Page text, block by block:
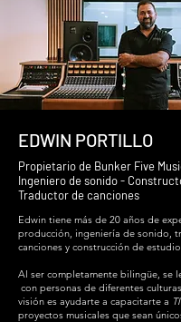
EDWIN PORTILLO
Propietario de Bunker Five
Ingeniero de sonido -
Traductor de canciones
Edwin tiene más de 20 años de
producción, ingeniería de sonido,
canciones y construcción de
Al ser completamente bilingüe, se
con personas de diferentes
visión es ayudarte a capacitarte a TI
proyectos musicales que sean